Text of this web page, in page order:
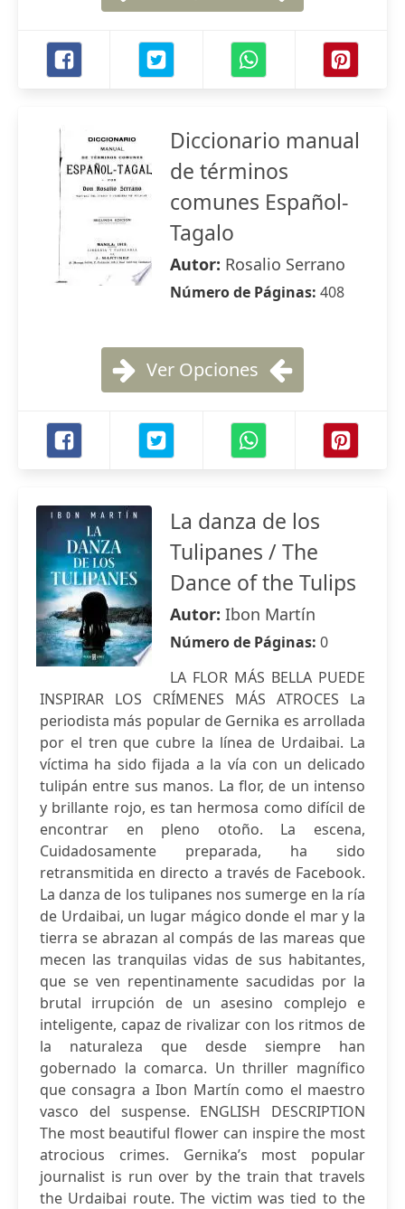
Diccionario manual
de términos
comunes Español-
Tagalo
Autor: Rosalio Serrano
Número de Páginas: 408
Ver Opciones
La danza de los
Tulipanes / The
Dance of the Tulips
Autor: Ibon Martín
Número de Páginas: 0
LA FLOR MÁS BELLA PUEDE
INSPIRAR LOS CRÍMENES MÁS ATROCES La
periodista más popular de Gernika es arrollada
por el tren que cubre la línea de Urdaibai. La
víctima ha sido fijada a la vía con un delicado
tulipán entre sus manos. La flor, de un intenso
y brillante rojo, es tan hermosa como difícil de
encontrar en pleno otoño. La escena,
Cuidadosamente preparada, ha sido
retransmitida en directo a través de Facebook.
La danza de los tulipanes nos sumerge en la ría
de Urdaibai, un lugar mágico donde el mar y la
tierra se abrazan al compás de las mareas que
mecen las tranquilas vidas de sus habitantes,
que se ven repentinamente sacudidas por la
brutal irrupción de un asesino complejo e
inteligente, capaz de rivalizar con los ritmos de
la naturaleza que desde siempre han
gobernado la comarca. Un thriller magnífico
que consagra a Ibon Martín como el maestro
vasco del suspense. ENGLISH DESCRIPTION
The most beautiful flower can inspire the most
atrocious crimes. Gernika’s most popular
journalist is run over by the train that travels
the Urdaibai route. The victim was tied to the